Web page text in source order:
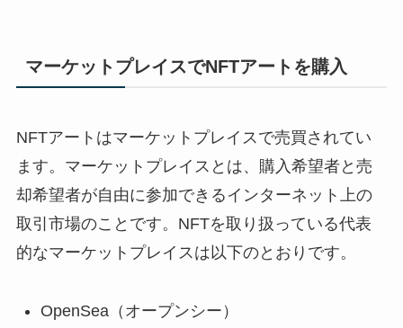
マーケットプレイスでNFTアートを購入
NFTアートはマーケットプレイスで売買されてい
ます。マーケットプレイスとは、購入希望者と売
却希望者が自由に参加できるインターネット上の
取引市場のことです。NFTを取り扱っている代表
的なマーケットプレイスは以下のとおりです。
OpenSea（オープンシー）